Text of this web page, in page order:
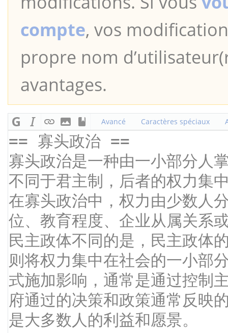
compte, vos
propre nom
avantages.
Avancé Caractères spéciaux